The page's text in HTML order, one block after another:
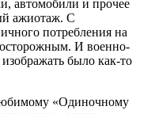
автомобили и прочее
ажиотаж. С
потребления на
И военно-
было как-то
«Одиночному